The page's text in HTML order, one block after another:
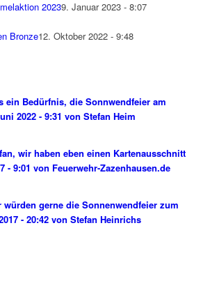
20239. Januar 2023 - 8:07
Bronze12. Oktober 2022 - 9:48
ein Bedürfnis, die Sonnwendfeier am
2022 - 9:31 von Stefan Heim
wir haben eben einen Kartenausschnitt
- 9:01 von Feuerwehr-Zazenhausen.de
würden gerne die Sonnenwendfeier zum
- 20:42 von Stefan Heinrichs